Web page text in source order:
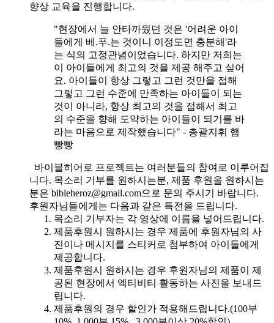
향상 교육을 진행합니다.
"현장에서 늘 안타까웠던 것은 '어려운 아이
들에게 베.푸.는 것이니 이정도면 충분해'라
는 식의 고정관념이었습니다. 하지만 저희는
이 아이들에게 최고의 것을 제공 해주고 싶어
요. 아이들이 항상 그렇고 그런 것만을 접해
그렇고 그런 수준에 만족하는 아이들이 되는
것이 아니라, 항상 최고의 것을 접해서 최고
의 수준을 향해 도약하는 아이들이 되기를 바
라는 마음으로 제작했습니다" - 총괄지휘 햄
빵빵
바이블히어로 프로젝트는 여러분들의 참여로 이루어집
니다. 목소리 기부를 원하시는분, 제품 후원을 원하시는
분은 bibleheroz@gmail.com으로 문의 주시기 바랍니다.
후원자님들에게는 다음과 같은 특전을 드립니다.
목소리 기부자는 각 영상에 이름을 넣어드립니다.
제품후원시 원하시는 경우 제품에 후원자님의 사
진이나 메시지를 스티커로 첨부하여 아이들에게
제공합니다.
제품후원시 원하시는 경우 후원자님의 제품이 제
공된 현장에서 엑티비티 활동하는 사진을 보내드
립니다.
제품후원의 경우 할인가 적용해드립니다.(100부